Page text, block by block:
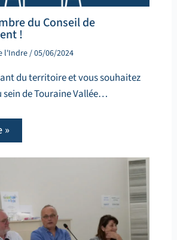
du Conseil de
!
l'Indre/05/06/2024
du territoire et vous souhaitez
de Touraine Vallée…
»